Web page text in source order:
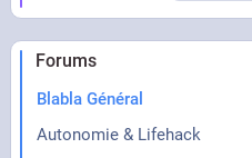
Forums
Blabla Général
Autonomie & Lifehack